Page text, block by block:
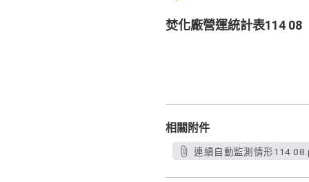
焚化廠營運統計表114 08
相關附件
連續自動監測情形114